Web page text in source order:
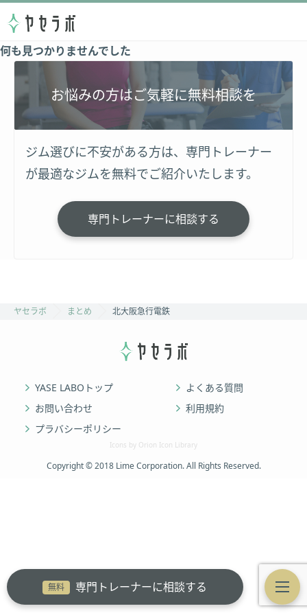
無料 専門トレーナーに相談する
何も見つかりませんでした
お悩みの方はご気軽に無料相談を
ジム選びに不安がある方は、専門トレーナー
が最適なジムを無料でご紹介いたします。
専門トレーナーに相談する
ヤセラボ まとめ 北大阪急行電鉄
YASE LABOトップ
よくある質問
お問い合わせ
利用規約
プラバシーポリシー
Icons by Orion Icon Library
Copyright © 2018 Lime Corporation. All Rights Reserved.